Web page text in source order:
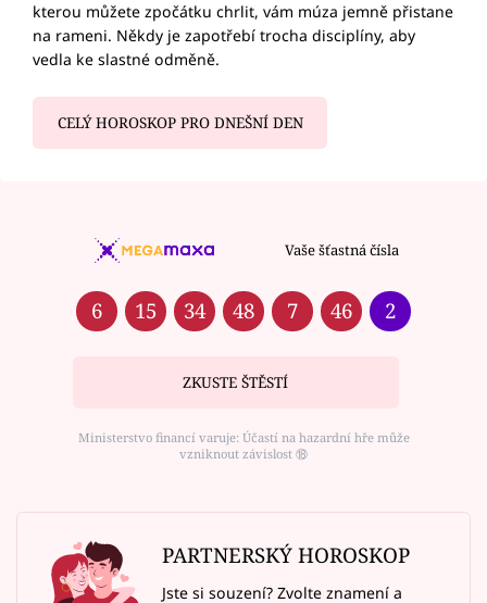
kterou můžete zpočátku chrlit, vám múza jemně přistane
na rameni. Někdy je zapotřebí trocha disciplíny, aby
vedla ke slastné odměně.
CELÝ HOROSKOP PRO DNEŠNÍ DEN
Vaše šťastná čísla
6 15 34 48 7 46 2
ZKUSTE ŠTĚSTÍ
Ministerstvo financí varuje: Účastí na hazardní hře může
vzniknout závislost ⑱
PARTNERSKÝ HOROSKOP
Jste si souzení? Zvolte znamení a